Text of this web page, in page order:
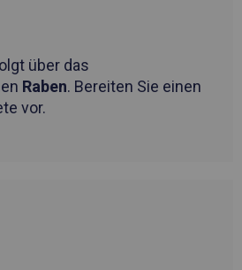
über das
Raben. Bereiten Sie einen
vor.